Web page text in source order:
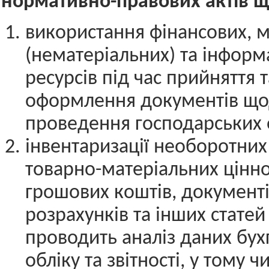
використання фінансових,
(нематеріальних) та
ресурсів під час прийняття
оформлення документів
проведення господарських
інвентаризації
товарно-матеріальних
грошових коштів,
розрахунків та інших
проводить аналіз даних
обліку та звітності, у тому